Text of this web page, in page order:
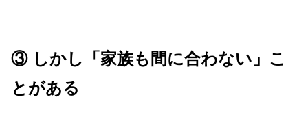
③ しかし「家族も間に合わない」こ
とがある